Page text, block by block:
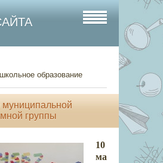
образование
муниципальной
группы
10
ма